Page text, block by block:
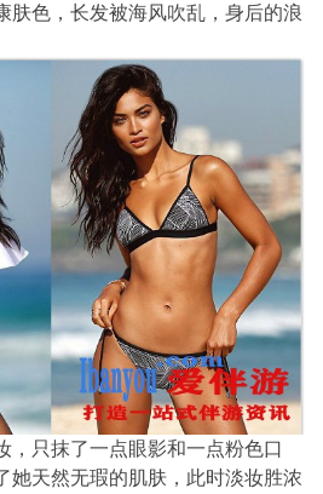
肤色，长发被海风吹乱，身后的浪
，只抹了一点眼影和一点粉色口
她天然无瑕的肌肤，此时淡妆胜浓